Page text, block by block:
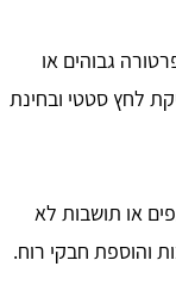
גבוהים או
לחץ סטטי ובחינת
או תושבות לא
והוספת חבקי רוח.